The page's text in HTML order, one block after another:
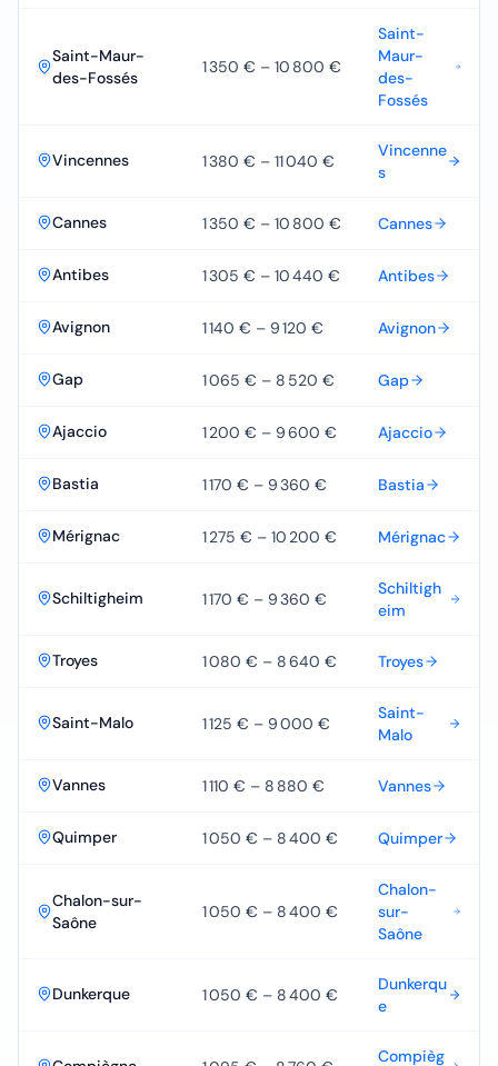
Saint-Maur-
des-Fossés
1 350 € – 10 800 €
Saint-
Maur-
des-
Fossés
Vincennes 1 380 € – 11 040 €
Vincenne
s
Cannes 1 350 € – 10 800 € Cannes
Antibes 1 305 € – 10 440 € Antibes
Avignon 1 140 € – 9 120 € Avignon
Gap 1 065 € – 8 520 € Gap
Ajaccio 1 200 € – 9 600 € Ajaccio
Bastia 1 170 € – 9 360 € Bastia
Mérignac 1 275 € – 10 200 € Mérignac
Schiltigheim 1 170 € – 9 360 €
Schiltigh
eim
Troyes 1 080 € – 8 640 € Troyes
Saint-Malo 1 125 € – 9 000 €
Saint-
Malo
Vannes 1 110 € – 8 880 € Vannes
Quimper 1 050 € – 8 400 € Quimper
Chalon-sur-
Saône
1 050 € – 8 400 €
Chalon-
sur-
Saône
Dunkerque 1 050 € – 8 400 €
Dunkerqu
e
Compièg